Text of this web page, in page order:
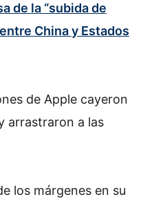
de la “subida de
China y Estados
de Apple cayeron
arrastraron a las
los márgenes en su